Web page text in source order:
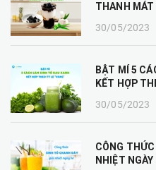
THANH
30/05/2023
BẬT MÍ 5
KẾT HỢP
30/05/2023
CÔNG
NHIỆT NGÀY